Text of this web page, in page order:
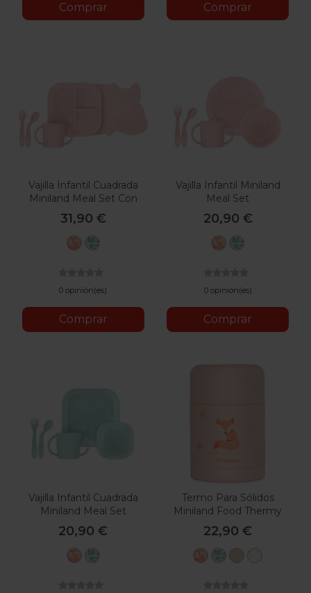
Comprar Comprar
Vajilla Infantil Cuadrada
Miniland Meal Set Con
Mantel
31,90 €
Candy
0 opinión(es)
Comprar
Vajilla Infantil Miniland
Meal Set
20,90 €
Candy
0 opinión(es)
Comprar
Vajilla Infantil Cuadrada
Miniland Meal Set
20,90 €
Candy
Termo Para Sólidos
Miniland Food Thermy
22,90 €
CandyMintVanilla